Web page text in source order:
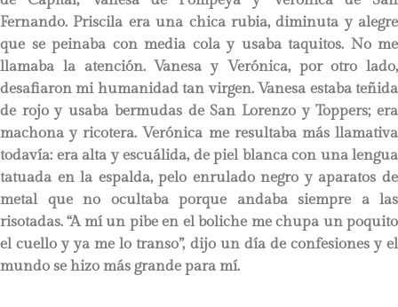
Fernando. Priscila era una chica rubia, diminuta y alegre
que se peinaba con media cola y usaba taquitos. No me
llamaba la atención. Vanesa y Verónica, por otro lado,
desafiaron mi humanidad tan virgen. Vanesa estaba teñida
de rojo y usaba bermudas de San Lorenzo y Toppers; era
machona y ricotera. Verónica me resultaba más llamativa
todavía: era alta y escuálida, de piel blanca con una lengua
tatuada en la espalda, pelo enrulado negro y aparatos de
metal que no ocultaba porque andaba siempre a las
risotadas. “A mí un pibe en el boliche me chupa un poquito
el cuello y ya me lo transo”, dijo un día de confesiones y el
mundo se hizo más grande para mí.